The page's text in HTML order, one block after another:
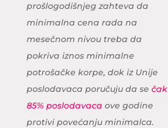
prošlogodišnjeg zahteva da
minimalna cena rada na
mesečnom nivou treba da
pokriva iznos minimalne
potrošačke korpe, dok iz Unije
poslodavaca poručuju da se čak
85% poslodavaca ove godine
protivi povećanju minimalca.